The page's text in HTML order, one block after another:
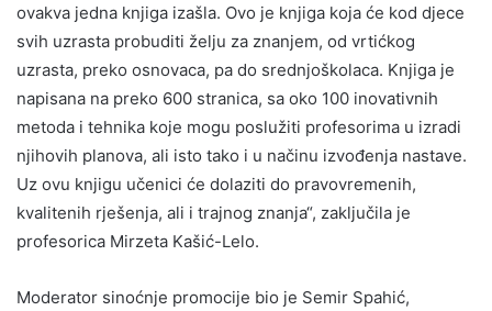
ovakva jedna knjiga izašla. Ovo je knjiga koja će kod djece
svih uzrasta probuditi želju za znanjem, od vrtićkog
uzrasta, preko osnovaca, pa do srednjoškolaca. Knjiga je
napisana na preko 600 stranica, sa oko 100 inovativnih
metoda i tehnika koje mogu poslužiti profesorima u izradi
njihovih planova, ali isto tako i u načinu izvođenja nastave.
Uz ovu knjigu učenici će dolaziti do pravovremenih,
kvalitenih rješenja, ali i trajnog znanja“, zaključila je
profesorica Mirzeta Kašić-Lelo.
Moderator sinoćnje promocije bio je Semir Spahić,